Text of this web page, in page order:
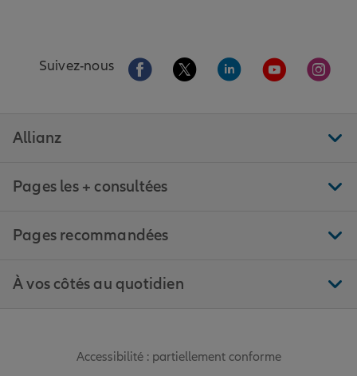
Suivez-nous Aller sur la page Facebook de Allianz
Aller sur la page Twitter de
Aller sur la page
Aller sur la
Aller
Allianz
Pages les + consultées
Pages recommandées
À vos côtés au quotidien
Accessibilité : partiellement conforme